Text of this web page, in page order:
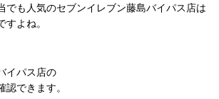
でも人気のセブンイレブン藤島バイパス店は
よね。
イパス店の
認できます。